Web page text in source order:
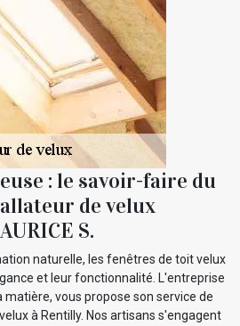
: le savoir-faire du
de velux
S.
naturelle, les fenêtres de toit velux
et leur fonctionnalité. L'entreprise
matière, vous propose son service de
à Rentilly. Nos artisans s'engagent